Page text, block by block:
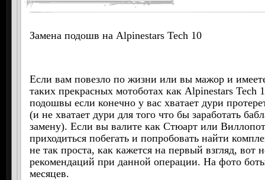
Замена подошв на Alpinestars Tech 10
Если вам повезло по жизни или вы мажор и
таких прекрасных мотоботах как Alpinestars Tech
подошвы если конечно у вас хватает дури
(и не хватает дури для того что бы заработать
замену). Если вы валите как Стюарт или
приходиться побегать и попробовать найти
не так проста, как кажется на первый взгляд, вот
рекомендаций при данной операции. На фото
месяцев.